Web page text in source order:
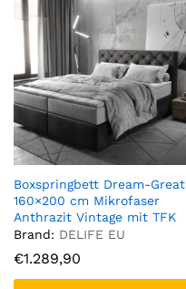
Boxspringbett Dream-Great
160×200 cm Mikrofaser
Anthrazit Vintage mit TFK
Matratze und Visco Topper
Brand: DELIFE EU
€1.289,90